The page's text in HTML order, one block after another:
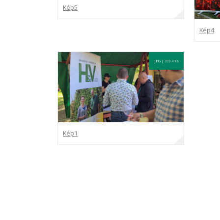
Kép5
Kép4
JPG | 330.4 KB
Kép1